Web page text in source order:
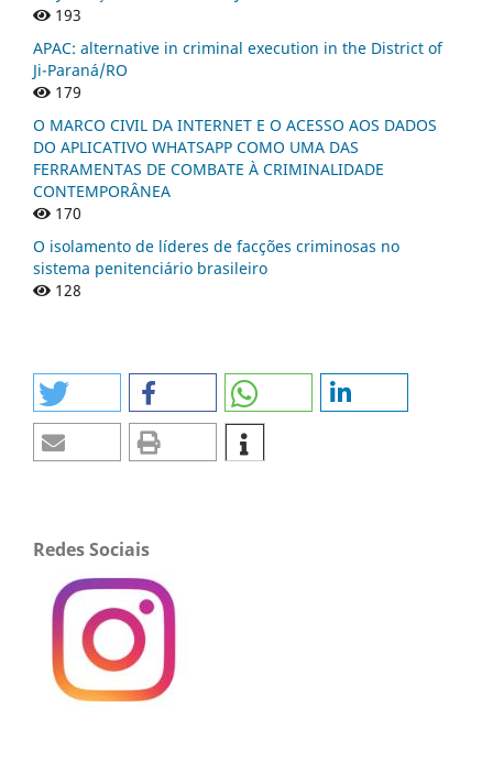
193
APAC: alternative in criminal execution in the District of
Ji-Paraná/RO
179
O MARCO CIVIL DA INTERNET E O ACESSO AOS DADOS
DO APLICATIVO WHATSAPP COMO UMA DAS
FERRAMENTAS DE COMBATE À CRIMINALIDADE
CONTEMPORÂNEA
170
O isolamento de líderes de facções criminosas no
sistema penitenciário brasileiro
128
Redes Sociais